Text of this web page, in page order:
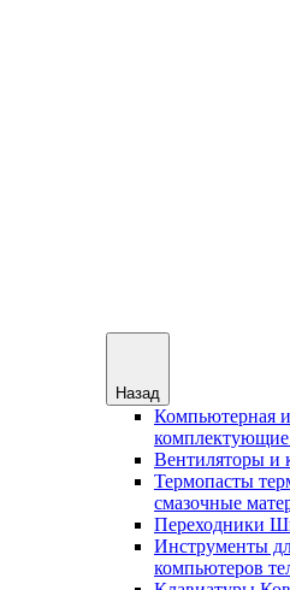
Назад
Компьютерная
Вентиляторы и
Термопасты
смазочные
Переходники
Инструменты
компьютеров